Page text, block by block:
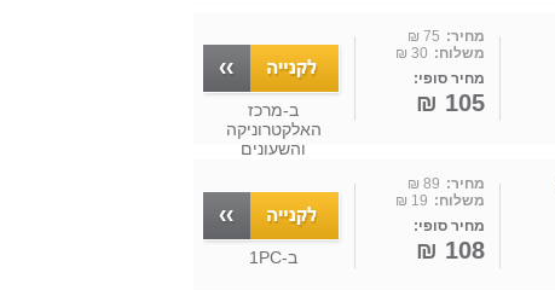
מחיר: 75 ₪
משלוח: 30 ₪
מחיר סופי:
105 ₪ ב-מרכז
האלקטרוניקה
והשעונים
מחיר: 89 ₪
משלוח: 19 ₪
מחיר סופי:
108 ₪ ב-1PC